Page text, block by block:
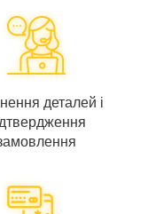
деталей і